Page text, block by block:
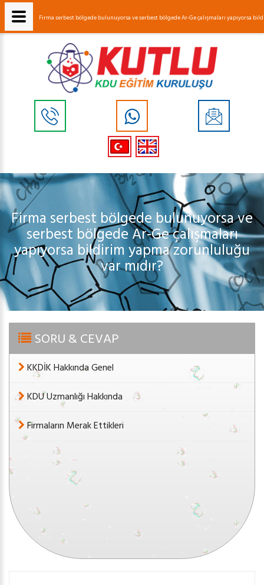
Firma serbest bölgede bulunuyorsa ve
serbest bölgede Ar-Ge çalışmaları
yapıyorsa bildirim yapma zorunluluğu
var mıdır?
SORU & CEVAP
KKDİK Hakkında Genel
KDU Uzmanlığı Hakkında
Firmaların Merak Ettikleri
Firma serbest bölgede bulunuyorsa ve serbest bölgede Ar-Ge çalışmaları yapıyorsa